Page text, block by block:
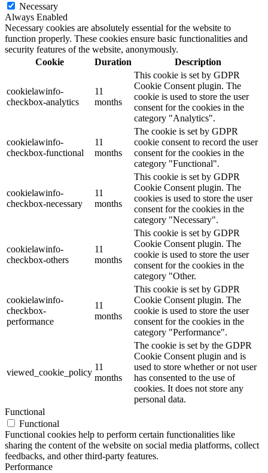
Necessary
Always Enabled
Necessary cookies are absolutely essential for the website to
function properly. These cookies ensure basic functionalities and
security features of the website, anonymously.
Cookie
Duration Description
cookielawinfo-
checkbox-analytics
11
months
This cookie is set by GDPR
Cookie Consent plugin. The
cookie is used to store the user
consent for the cookies in the
category "Analytics".
cookielawinfo-
checkbox-functional
11
months
The cookie is set by GDPR
cookie consent to record the user
consent for the cookies in the
category "Functional".
cookielawinfo-
checkbox-necessary
11
months
This cookie is set by GDPR
Cookie Consent plugin. The
cookies is used to store the user
consent for the cookies in the
category "Necessary".
cookielawinfo-
checkbox-others
11
months
This cookie is set by GDPR
Cookie Consent plugin. The
cookie is used to store the user
consent for the cookies in the
category "Other.
cookielawinfo-
checkbox-
performance
11
months
This cookie is set by GDPR
Cookie Consent plugin. The
cookie is used to store the user
consent for the cookies in the
category "Performance".
viewed_cookie_policy
11
months
The cookie is set by the GDPR
Cookie Consent plugin and is
used to store whether or not user
has consented to the use of
cookies. It does not store any
personal data.
Functional
Functional
Functional cookies help to perform certain functionalities like
sharing the content of the website on social media platforms, collect
feedbacks, and other third-party features.
Performance